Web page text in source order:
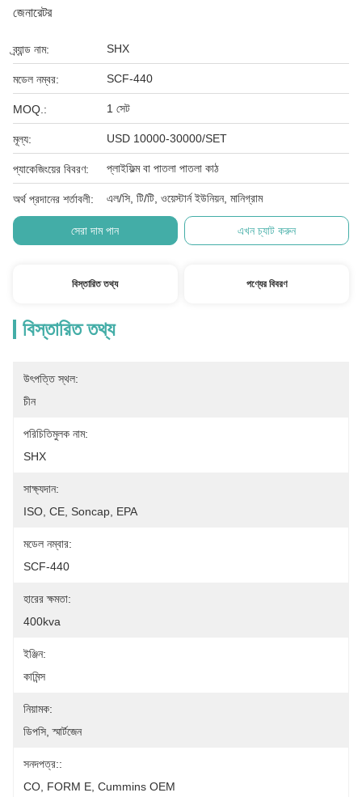
জেনারেটর
ব্র্যান্ড নাম: SHX
মডেল নম্বর: SCF-440
MOQ.: 1 সেট
মূল্য: USD 10000-30000/SET
প্যাকেজিংয়ের বিবরণ: প্লাইফিল্ম বা পাতলা পাতলা কাঠ
অর্থ প্রদানের শর্তাবলী: এল/সি, টি/টি, ওয়েস্টার্ন ইউনিয়ন, মানিগ্রাম
সেরা দাম পান এখন চ্যাট করুন
বিস্তারিত তথ্য পণ্যের বিবরণ
বিস্তারিত তথ্য
উৎপত্তি স্থল:
চীন
পরিচিতিমুলক নাম:
SHX
সাক্ষ্যদান:
ISO, CE, Soncap, EPA
মডেল নম্বার:
SCF-440
হারের ক্ষমতা:
400kva
ইঞ্জিন:
কামিন্স
নিয়ামক:
ডিপসি, স্মার্টজেন
সনদপত্র::
CO, FORM E, Cummins OEM